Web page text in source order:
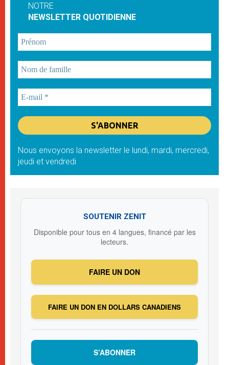
NOTRE
NEWSLETTER QUOTIDIENNE
Nous envoyons la newsletter le lundi, mardi, mercredi,
jeudi et vendredi
SOUTENIR ZENIT
Disponible pour tous en 4 langues, financé par les
lecteurs.
FAIRE UN DON
FAIRE UN DON EN DOLLARS CANADIENS
S’ABONNER